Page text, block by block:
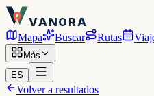
VANORA
Mapa Buscar Rutas
Más
ES
Volver a resultados